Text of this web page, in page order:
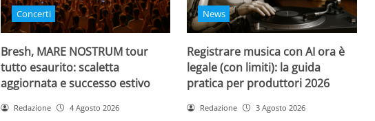
Concerti
Bresh, MARE NOSTRUM tour
tutto esaurito: scaletta
aggiornata e successo estivo
Redazione 4 Agosto 2026
News
Registrare musica con AI ora è
legale (con limiti): la guida
pratica per produttori 2026
Redazione 3 Agosto 2026